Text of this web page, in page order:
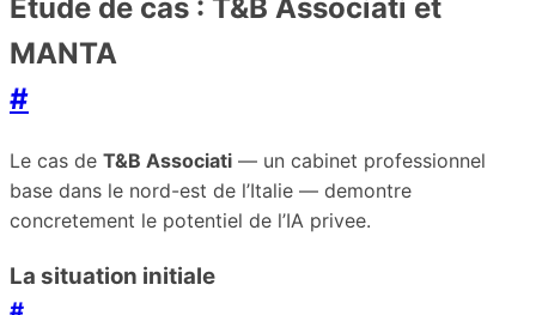
Etude de cas : T&B Associati et
MANTA
#
Le cas de T&B Associati — un cabinet professionnel
base dans le nord-est de l’Italie — demontre
concretement le potentiel de l’IA privee.
La situation initiale